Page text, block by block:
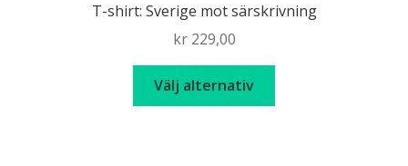
olika
kan
på
T-shirt: Sverige mot särskrivning
kr229,00
Välj alternativ